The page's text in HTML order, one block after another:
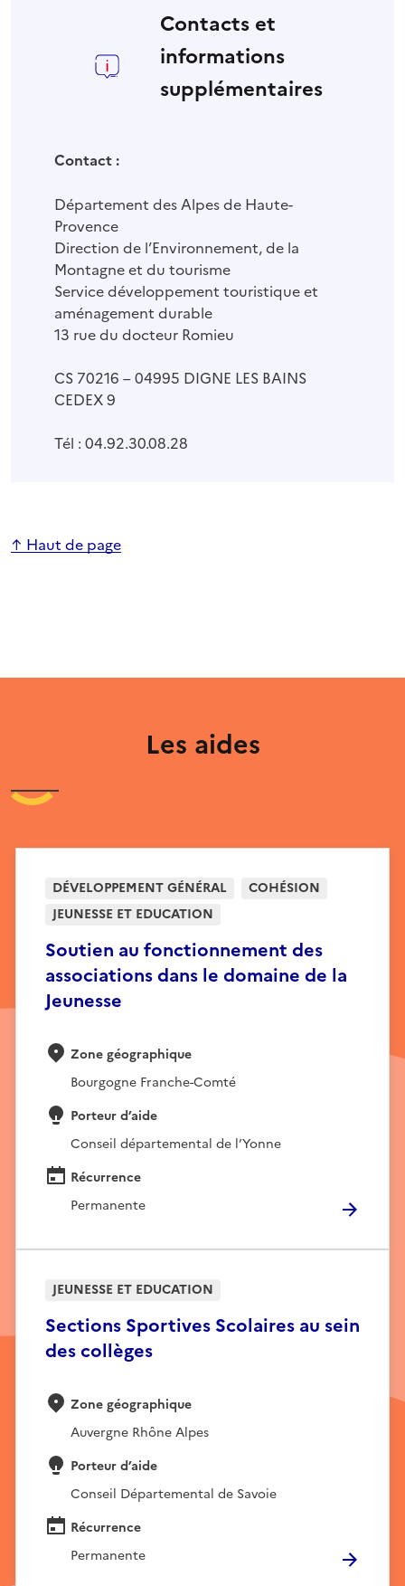
Contacts et
informations
supplémentaires
Contact :
Département des Alpes de Haute-
Provence
Direction de l’Environnement, de la
Montagne et du tourisme
Service développement touristique et
aménagement durable
13 rue du docteur Romieu
CS 70216 – 04995 DIGNE LES BAINS
CEDEX 9
Tél : 04.92.30.08.28
↑ Haut de page
Les aides
Soutien au fonctionnement des
associations dans le domaine de la
Jeunesse
DÉVELOPPEMENT GÉNÉRAL
COHÉSION
JEUNESSE ET EDUCATION
Zone géographique
Bourgogne Franche-Comté
Porteur d’aide
Conseil départemental de l’Yonne
Récurrence
Permanente
Sections Sportives Scolaires au sein
des collèges
JEUNESSE ET EDUCATION
Zone géographique
Auvergne Rhône Alpes
Porteur d’aide
Conseil Départemental de Savoie
Récurrence
Permanente